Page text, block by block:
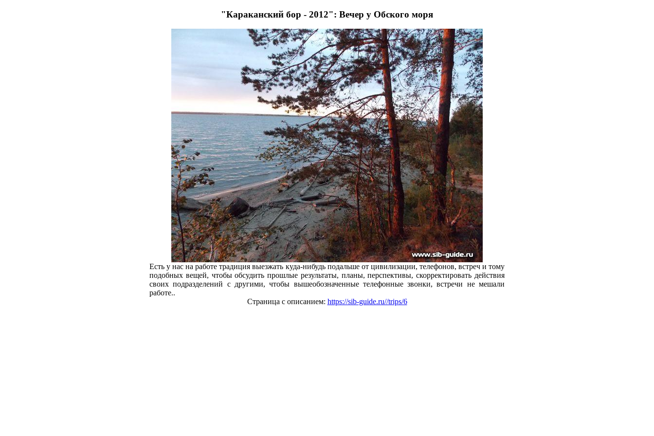
"Караканский бор - 2012": Вечер у Обского моря
Есть у нас на работе традиция выезжать куда-нибудь подальше от цивилизации, телефонов, встреч и тому
подобных вещей, чтобы обсудить прошлые результаты, планы, перспективы, скорректировать действия
своих подразделений с другими, чтобы вышеобозначенные телефонные звонки, встречи не мешали
работе..
Страница с описанием: https://sib-guide.ru//trips/6